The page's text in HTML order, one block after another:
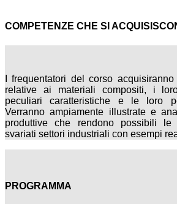
COMPETENZE CHE SI
I frequentatori del corso
relative ai materiali compositi, i
peculiari caratteristiche e le loro
Verranno ampiamente illustrate e
produttive che rendono possibili
svariati settori industriali con esempi
PROGRAMMA